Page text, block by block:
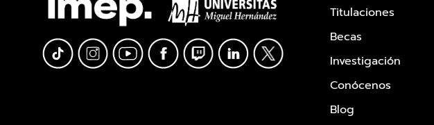
Titulaciones
Becas
Investigación
Conócenos
Blog